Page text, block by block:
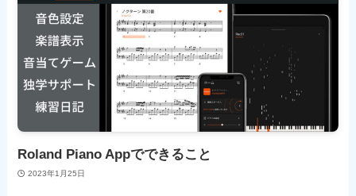
Roland Piano Appでできること
2023年1月25日